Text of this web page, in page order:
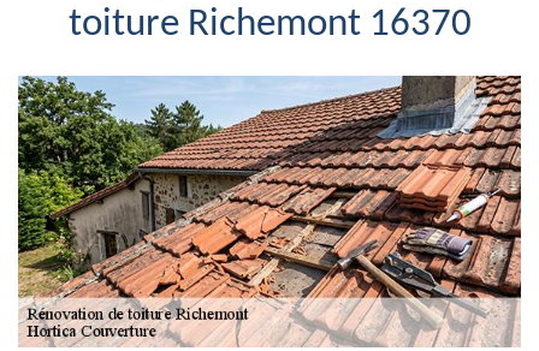
toiture Richemont 16370